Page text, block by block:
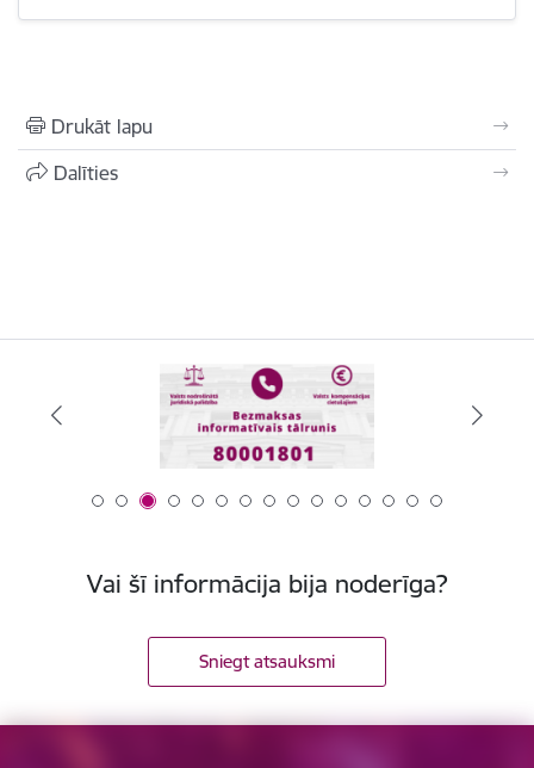
Drukāt lapu
Dalīties
Vai šī informācija bija noderīga?
Sniegt atsauksmi